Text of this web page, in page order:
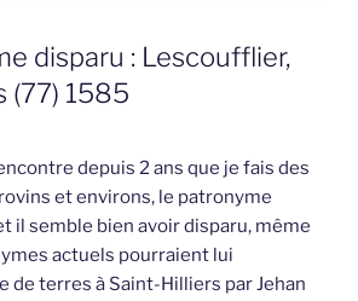
disparu : Lescoufflier,
(77) 1585
depuis 2 ans que je fais des
et environs, le patronyme
il semble bien avoir disparu, même
actuels pourraient lui
de terres à Saint-Hilliers par Jehan